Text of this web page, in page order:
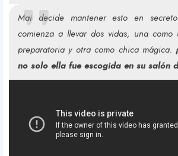
Mai decide mantener esto en
comienza a llevar dos vidas, una como
preparatoria y otra como chica mágica.
no solo ella fue escogida en su salón